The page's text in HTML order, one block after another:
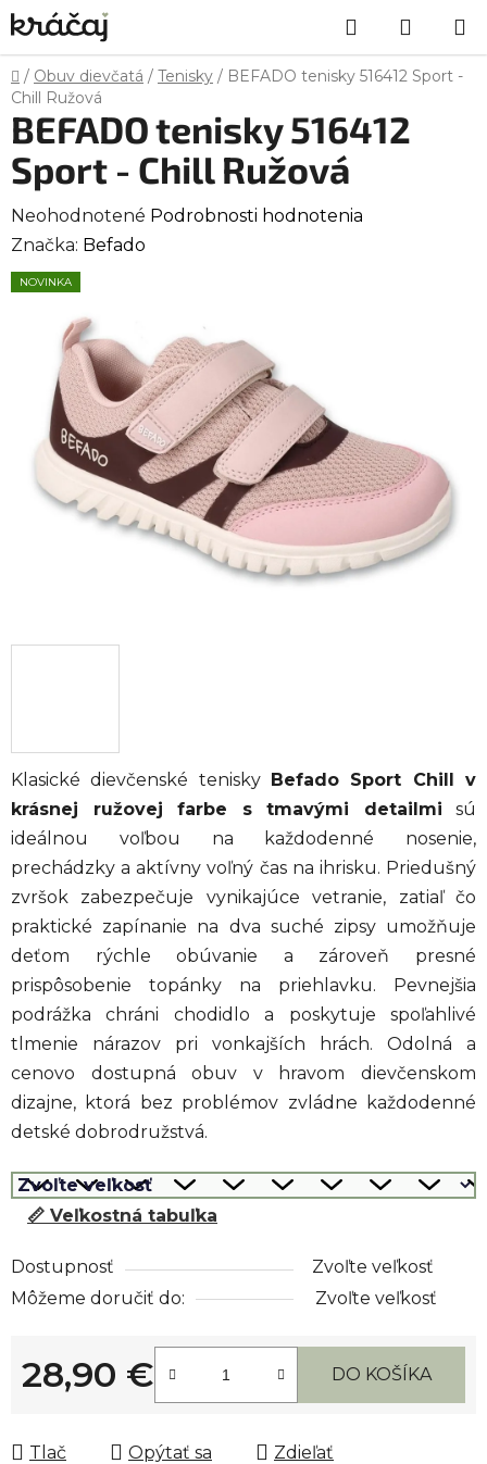
Prejsť
na
obsah
Hľadať
KOŠÍK
Domov
/ Obuv dievčatá / Tenisky / BEFADO tenisky 516412 Sport -
Chill Ružová
Klasické dievčenské tenisky Befado Sport Chill v
krásnej ružovej farbe s tmavými detailmi sú
ideálnou voľbou na každodenné nosenie,
prechádzky a aktívny voľný čas na ihrisku. Priedušný
zvršok zabezpečuje vynikajúce vetranie, zatiaľ čo
praktické zapínanie na dva suché zipsy umožňuje
deťom rýchle obúvanie a zároveň presné
prispôsobenie topánky na priehlavku. Pevnejšia
podrážka chráni chodidlo a poskytuje spoľahlivé
tlmenie nárazov pri vonkajších hrách. Odolná a
cenovo dostupná obuv v hravom dievčenskom
dizajne, ktorá bez problémov zvládne každodenné
detské dobrodružstvá.
📏 Veľkostná tabuľka
Dostupnosť
Zvoľte veľkosť
Môžeme doručiť do:
Zvoľte veľkosť
28,90 €
Jednotková cena:
DO KOŠÍKA
Tlač Opýtať sa Zdieľať
BEFADO tenisky 516412
Sport - Chill Ružová
Priemerné
hodnotenie
produktu
hviezdičiek.
Neohodnotené Podrobnosti hodnotenia
Značka: Befado
NOVINKA